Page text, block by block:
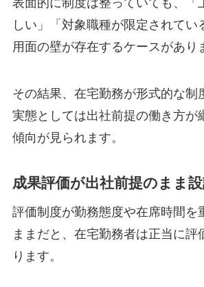
表面的に制度は整っていても、「
しい」「対象職種が限定されてい
用面の壁が存在するケースがあり
その結果、在宅勤務が形式的な制
実態としては出社前提の働き方が
傾向が見られます。
成果評価が出社前提のまま
評価制度が勤務態度や在席時間を
ままだと、在宅勤務者は正当に評
ります。